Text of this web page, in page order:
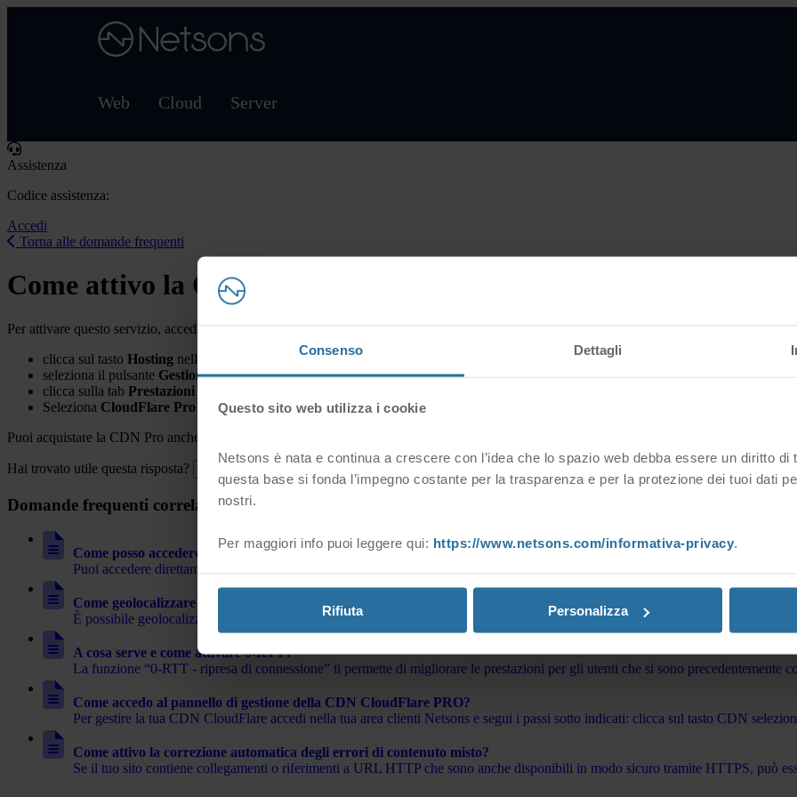
Consenso Dettagli
Questo sito web utilizza i cookie
Netsons è nata e continua a crescere con l’idea che lo spazio web debba essere un diritto di
questa base si fonda l’impegno costante per la trasparenza e per la protezione dei tuoi dati
nostri.
Per maggiori info puoi leggere qui: https://www.netsons.com/informativa-privacy.
Rifiuta Personalizza
Web Cloud Server
Assistenza
Codice assistenza:
Accedi
Torna alle domande frequenti
Come attivo la CDN CloudFlare PRO?
Per attivare questo servizio, accedi nella tua Area clienti Netsons e segui gli step sotto indicati:
clicca sul tasto Hosting nella sezione "I Miei Servizi"
seleziona il pulsante Gestione Hostingin corrispondenza dell’hosting interessato
clicca sulla tab Prestazioni
Seleziona CloudFlare Pro dal menù a tendina per completare l’acquisto
Puoi acquistare la CDN Pro anche direttamente dall'interno del cPanel del tuo hosting, cliccando sull'omonimo pulsante.
Hai trovato utile questa risposta?
Domande frequenti correlate
Come posso accedere al pannello di gestione dei DNS del servizio di CDN CloudFlare dalla mia Area Clienti?
Puoi accedere direttamente al pannello di gestione dei DNS di CloudFlare dalla sezione “CDN” > “Gestione CDN” >
Come geolocalizzare il traffico del mio sito web con la CDN CloudFlare
È possibile geolocalizzare i visitatori del tuo sito Web tramite la funzione IP Geolocation che trovi nella tua area clienti Netsons
A cosa serve e come attivare 0-RTT?
La funzione “0-RTT - ripresa di connessione” ti permette di migliorare le prestazioni per gli utenti che si sono precedentemente
Come accedo al pannello di gestione della CDN CloudFlare PRO?
Per gestire la tua CDN CloudFlare accedi nella tua area clienti Netsons e segui i passi sotto indicati: clicca sul tasto CDN
Come attivo la correzione automatica degli errori di contenuto misto?
Se il tuo sito contiene collegamenti o riferimenti a URL HTTP che sono anche disponibili in modo sicuro tramite HTTPS, può